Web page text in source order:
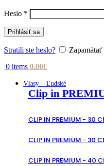
Heslo * Povinné
Prihlásiť sa
Stratili ste heslo?
Zapamätať
0 items 0.00€
Vlasy – Ľudské
Clip in
CLIP IN PREMIUM - 30
CLIP IN PREMIUM - 30
CLIP IN PREMIUM - 40